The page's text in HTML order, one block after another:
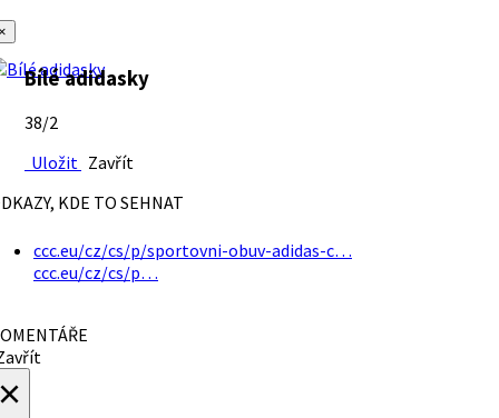
Bílé adidasky
38/2
Uložit Zavřít
KDE TO SEHNAT
ccc.eu/cz/cs/p/sportovni-obuv-adidas-c…
ccc.eu/cz/cs/p…